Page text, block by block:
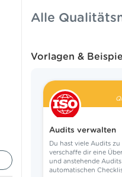
Alle
Vorlagen &
Audits verwalten
Du hast viele Audits zu
verschaffe dir eine
und anstehende
automatischen